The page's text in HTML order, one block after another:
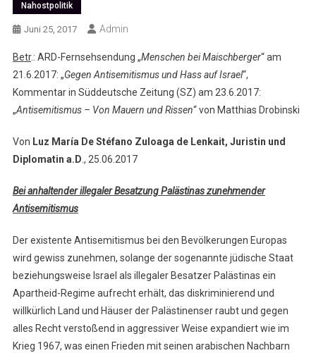
Nahostpolitik
Juni 25, 2017 Admin
Betr.: ARD-Fernsehsendung „Menschen bei Maischberger“ am
21.6.2017: „Gegen Antisemitismus und Hass auf Israel“,
Kommentar in Süddeutsche Zeitung (SZ) am 23.6.2017:
„Antisemitismus – Von Mauern und Rissen“ von Matthias Drobinski
Von Luz María De Stéfano Zuloaga de Lenkait, Juristin und
Diplomatin a.D., 25.06.2017
Bei anhaltender illegaler Besatzung Palästinas zunehmender
Antisemitismus
Der existente Antisemitismus bei den Bevölkerungen Europas
wird gewiss zunehmen, solange der sogenannte jüdische Staat
beziehungsweise Israel als illegaler Besatzer Palästinas ein
Apartheid-Regime aufrecht erhält, das diskriminierend und
willkürlich Land und Häuser der Palästinenser raubt und gegen
alles Recht verstoßend in aggressiver Weise expandiert wie im
Krieg 1967, was einen Frieden mit seinen arabischen Nachbarn